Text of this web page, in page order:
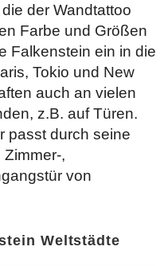
der Wandtattoo
Farbe und Größen
Falkenstein ein in die
Tokio und New
auch an vielen
z.B. auf Türen.
passt durch seine
,
von
Weltstädte